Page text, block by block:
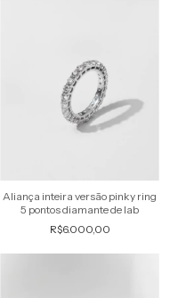
Aliança inteira versão pinky ring
5 pontos diamante de lab
R$6.000,00